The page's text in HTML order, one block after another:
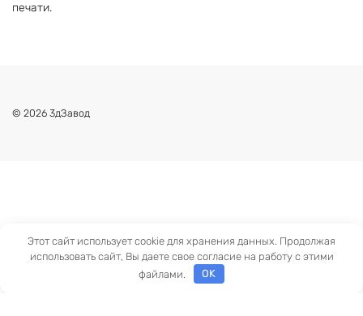
печати.
© 2026 3дЗавод
Этот сайт использует cookie для хранения данных. Продолжая
использовать сайт, Вы даете свое согласие на работу с этими
файлами.
OK